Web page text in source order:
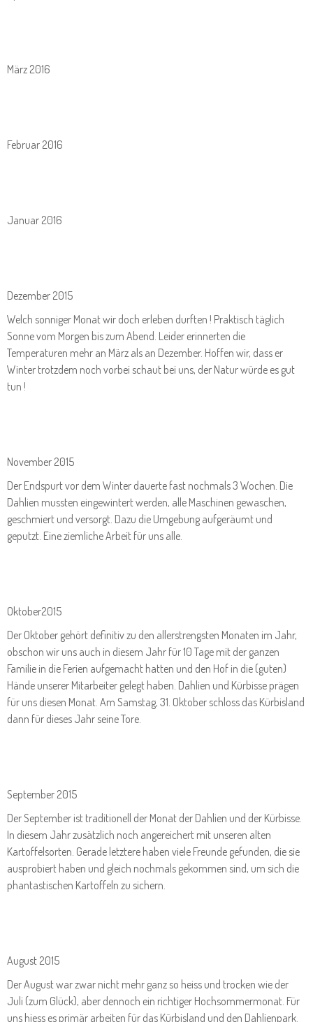
März 2016
Februar 2016
Januar 2016
Dezember 2015
Welch sonniger Monat wir doch erleben durften ! Praktisch täglich
Sonne vom Morgen bis zum Abend. Leider erinnerten die
Temperaturen mehr an März als an Dezember. Hoffen wir, dass er
Winter trotzdem noch vorbei schaut bei uns, der Natur würde es gut
tun !
November 2015
Der Endspurt vor dem Winter dauerte fast nochmals 3 Wochen. Die
Dahlien mussten eingewintert werden, alle Maschinen gewaschen,
geschmiert und versorgt. Dazu die Umgebung aufgeräumt und
geputzt. Eine ziemliche Arbeit für uns alle.
Oktober2015
Der Oktober gehört definitiv zu den allerstrengsten Monaten im Jahr,
obschon wir uns auch in diesem Jahr für 10 Tage mit der ganzen
Familie in die Ferien aufgemacht hatten und den Hof in die (guten)
Hände unserer Mitarbeiter gelegt haben. Dahlien und Kürbisse prägen
für uns diesen Monat. Am Samstag, 31. Oktober schloss das Kürbisland
dann für dieses Jahr seine Tore.
September 2015
Der September ist traditionell der Monat der Dahlien und der Kürbisse.
In diesem Jahr zusätzlich noch angereichert mit unseren alten
Kartoffelsorten. Gerade letztere haben viele Freunde gefunden, die sie
ausprobiert haben und gleich nochmals gekommen sind, um sich die
phantastischen Kartoffeln zu sichern.
August 2015
Der August war zwar nicht mehr ganz so heiss und trocken wie der
Juli (zum Glück), aber dennoch ein richtiger Hochsommermonat. Für
uns hiess es primär arbeiten für das Kürbisland und den Dahlienpark.